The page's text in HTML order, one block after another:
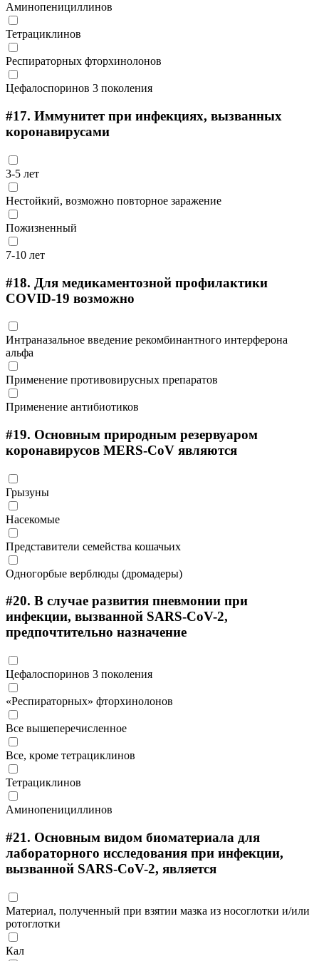
Аминопенициллинов
Тетрациклинов
Респираторных фторхинолонов
Цефалоспоринов 3 поколения
#17. Иммунитет при инфекциях, вызванных
коронавирусами
3-5 лет
Нестойкий, возможно повторное заражение
Пожизненный
7-10 лет
#18. Для медикаментозной профилактики
COVID-19 возможно
Интраназальное введение рекомбинантного интерферона
альфа
Применение противовирусных препаратов
Применение антибиотиков
#19. Основным природным резервуаром
коронавирусов MERS-CoV являются
Грызуны
Насекомые
Представители семейства кошачьих
Одногорбые верблюды (дромадеры)
#20. В случае развития пневмонии при
инфекции, вызванной SARS-CoV-2,
предпочтительно назначение
Цефалоспоринов 3 поколения
«Респираторных» фторхинолонов
Все вышеперечисленное
Все, кроме тетрациклинов
Тетрациклинов
Аминопенициллинов
#21. Основным видом биоматериала для
лабораторного исследования при инфекции,
вызванной SARS-CoV-2, является
Материал, полученный при взятии мазка из носоглотки и/или
ротоглотки
Кал